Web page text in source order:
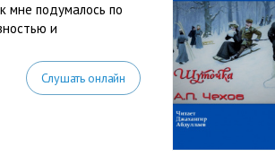
мне подумалось по
и
Слушать онлайн